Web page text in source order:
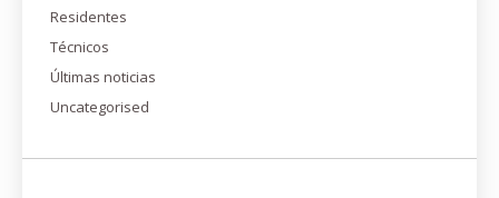
Residentes
Técnicos
Últimas noticias
Uncategorised